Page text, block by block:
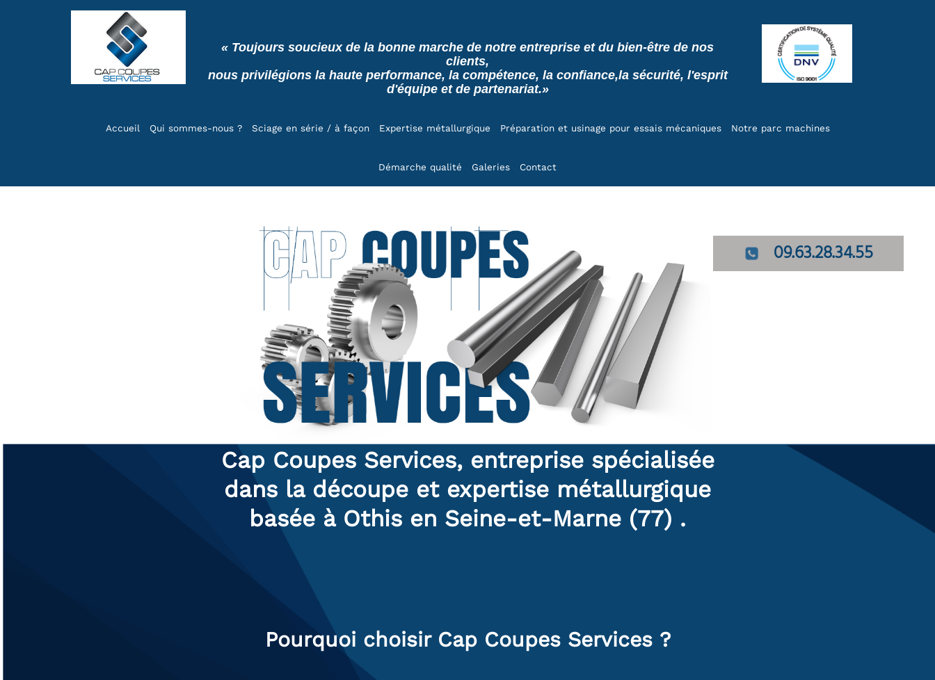
« Toujours soucieux de la bonne marche de notre entreprise et du bien-être de nos
clients,
nous privilégions la haute performance, la compétence, la confiance,la sécurité, l'esprit
d'équipe et de partenariat.»
Accueil Qui sommes-nous ? Sciage en série / à façon Expertise métallurgique Préparation et usinage pour essais mécaniques Notre parc machines
Démarche qualité Galeries Contact
09.63.28.34.55
Cap Coupes Services, entreprise spécialisée
dans la découpe et expertise métallurgique
basée à Othis en Seine-et-Marne (77) .
Pourquoi choisir Cap Coupes Services ?